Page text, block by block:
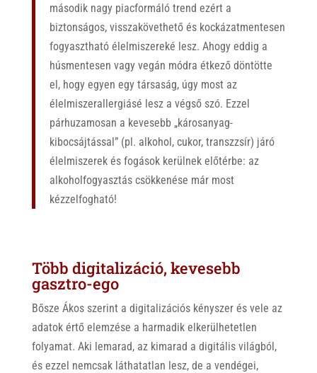
második nagy piacformáló trend ezért a
biztonságos, visszakövethető és kockázatmentesen
fogyasztható élelmiszereké lesz. Ahogy eddig a
húsmentesen vagy vegán módra étkező döntötte
el, hogy egyen egy társaság, úgy most az
élelmiszerallergiásé lesz a végső szó. Ezzel
párhuzamosan a kevesebb „károsanyag-
kibocsájtással” (pl. alkohol, cukor, transzzsír) járó
élelmiszerek és fogások kerülnek előtérbe: az
alkoholfogyasztás csökkenése már most
kézzelfogható!
Több digitalizáció, kevesebb
gasztro-ego
Bősze Ákos szerint a digitalizációs kényszer és vele az
adatok értő elemzése a harmadik elkerülhetetlen
folyamat. Aki lemarad, az kimarad a digitális világból,
és ezzel nemcsak láthatatlan lesz, de a vendégei,